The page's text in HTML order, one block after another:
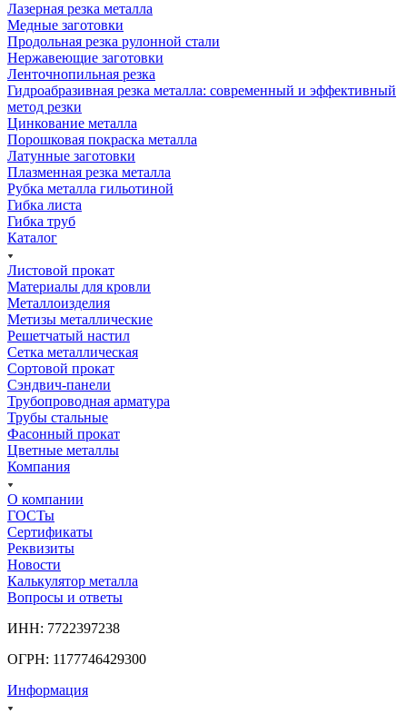
Лазерная резка металла
Медные заготовки
Продольная резка рулонной стали
Нержавеющие заготовки
Ленточнопильная резка
Гидроабразивная резка металла: современный и эффективный
метод резки
Цинкование металла
Порошковая покраска металла
Латунные заготовки
Плазменная резка металла
Рубка металла гильотиной
Гибка листа
Гибка труб
Каталог
Листовой прокат
Материалы для кровли
Металлоизделия
Метизы металлические
Решетчатый настил
Сетка металлическая
Сортовой прокат
Сэндвич-панели
Трубопроводная арматура
Трубы стальные
Фасонный прокат
Цветные металлы
Компания
О компании
ГОСТы
Сертификаты
Реквизиты
Новости
Калькулятор металла
Вопросы и ответы
ИНН: 7722397238
ОГРН: 1177746429300
Информация